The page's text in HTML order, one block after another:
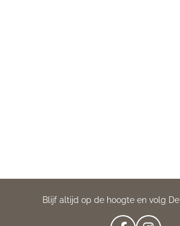
Blijf altijd op de hoogte en volg